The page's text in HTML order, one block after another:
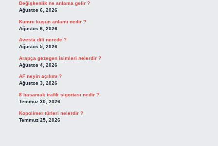
Değişkenlik ne anlama gelir ?
Ağustos 6, 2026
Kumru kuşun anlamı nedir ?
Ağustos 6, 2026
Avesta dili nerede ?
Ağustos 5, 2026
Arapça gezegen isimleri nelerdir ?
Ağustos 4, 2026
AF neyin açılımı ?
Ağustos 3, 2026
8 basamak trafik sigortası nedir ?
Temmuz 30, 2026
Kopolimer türleri nelerdir ?
Temmuz 25, 2026